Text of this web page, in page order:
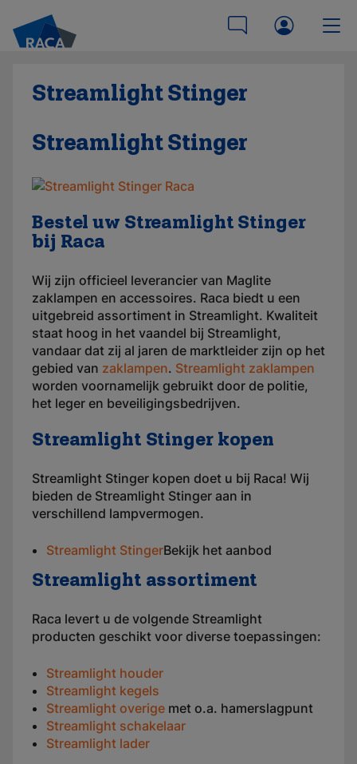
Streamlight Stinger
Streamlight Stinger
Bestel uw Streamlight Stinger
bij Raca
Wij zijn officieel leverancier van Maglite
zaklampen en accessoires. Raca biedt u een
uitgebreid assortiment in Streamlight. Kwaliteit
staat hoog in het vaandel bij Streamlight,
vandaar dat zij al jaren de marktleider zijn op het
gebied van zaklampen. Streamlight zaklampen
worden voornamelijk gebruikt door de politie,
het leger en beveiligingsbedrijven.
Streamlight Stinger kopen
Streamlight Stinger kopen doet u bij Raca! Wij
bieden de Streamlight Stinger aan in
verschillend lampvermogen.
Streamlight StingerBekijk het aanbod
Streamlight assortiment
Raca levert u de volgende Streamlight
producten geschikt voor diverse toepassingen:
Streamlight houder
Streamlight kegels
Streamlight overige met o.a. hamerslagpunt
Streamlight schakelaar
Streamlight lader